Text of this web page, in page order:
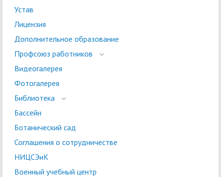
Устав
Лицензия
Дополнительное образование
Профсоюз работников
Видеогалерея
Фотогалерея
Библиотека
Бассейн
Ботанический сад
Соглашения о сотрудничестве
НИЦСЭиК
Военный учебный центр